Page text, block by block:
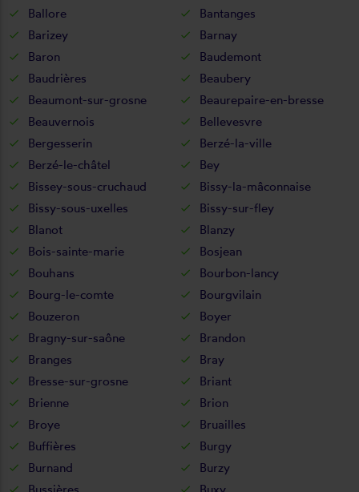
Ballore
Bantanges
Barizey
Barnay
Baron
Baudemont
Baudrières
Beaubery
Beaumont-sur-grosne
Beaurepaire-en-bresse
Beauvernois
Bellevesvre
Bergesserin
Berzé-la-ville
Berzé-le-châtel
Bey
Bissey-sous-cruchaud
Bissy-la-mâconnaise
Bissy-sous-uxelles
Bissy-sur-fley
Blanot
Blanzy
Bois-sainte-marie
Bosjean
Bouhans
Bourbon-lancy
Bourg-le-comte
Bourgvilain
Bouzeron
Boyer
Bragny-sur-saône
Brandon
Branges
Bray
Bresse-sur-grosne
Briant
Brienne
Brion
Broye
Bruailles
Buffières
Burgy
Burnand
Burzy